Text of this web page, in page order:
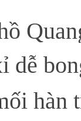
ỉ dễ
ối hàn